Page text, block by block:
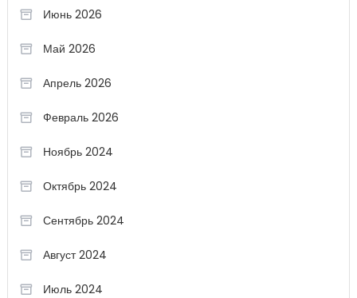
Июнь 2026
Май 2026
Апрель 2026
Февраль 2026
Ноябрь 2024
Октябрь 2024
Сентябрь 2024
Август 2024
Июль 2024